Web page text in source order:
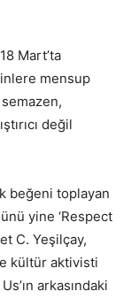
Mart’ta
mensup
değil
beğeni toplayan
yine ‘Respect
C. Yeşilçay,
kültür aktivisti
arkasındaki